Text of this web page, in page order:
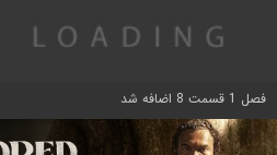
فصل 1 قسمت 8 اضافه شد